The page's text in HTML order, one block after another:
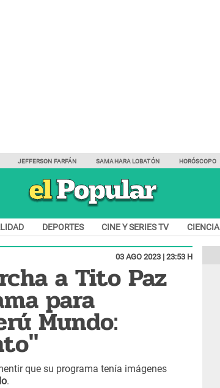
JEFFERSON FARFÁN SAMAHARA LOBATÓN HORÓSCOPO
DEPORTES CINE Y SERIES TV CIENCIA
03 AGO 2023 | 23:53 H
a Tito Paz
para
Mundo:
que su programa tenía imágenes
.